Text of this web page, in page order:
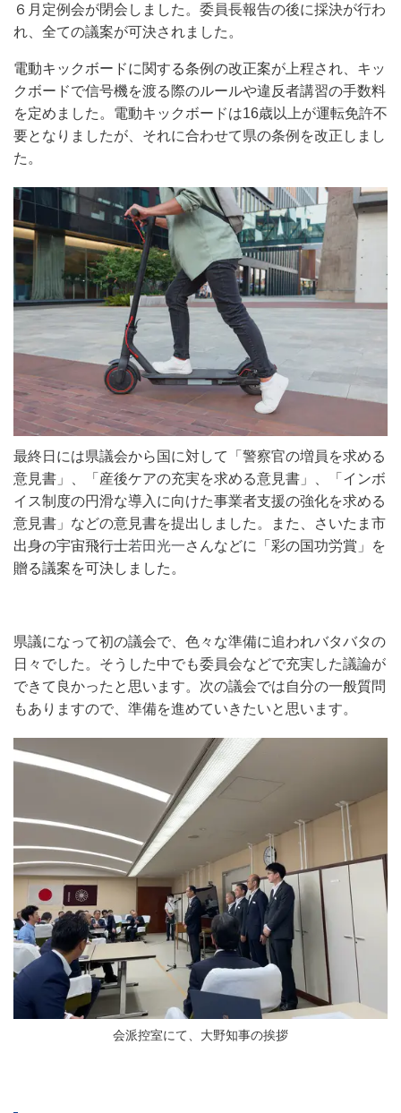
６月定例会が閉会しました。委員長報告の後に採決が行わ
れ、全ての議案が可決されました。
電動キックボードに関する条例の改正案が上程され、キッ
クボードで信号機を渡る際のルールや違反者講習の手数料
を定めました。電動キックボードは16歳以上が運転免許不
要となりましたが、それに合わせて県の条例を改正しまし
た 。
最終日には県議会から国に対して「警察官の増員を求める
意見書」、「産後ケアの充実を求める意見書」、「インボ
イス制度の円滑な導入に向けた事業者支援の強化を求める
意見書」などの意見書を提出しました。
また、
さいたま市
出身の宇宙飛行士若田光一さんなどに「彩の国功労賞」を
贈る議案を可決しました。
県議になって初の議会で、色々な準備に追われバタバタの
日々でした。そうした中でも委員会などで充実した議論が
できて良かったと思います。次の議会では自分の一般質問
もありますので、準備を進めていきたいと思います。
会派控室にて、大野知事の挨拶